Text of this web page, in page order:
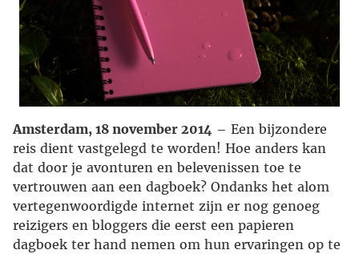
Amsterdam, 18 november 2014 – Een bijzondere
reis dient vastgelegd te worden! Hoe anders kan
dat door je avonturen en belevenissen toe te
vertrouwen aan een dagboek? Ondanks het alom
vertegenwoordigde internet zijn er nog genoeg
reizigers en bloggers die eerst een papieren
dagboek ter hand nemen om hun ervaringen op te